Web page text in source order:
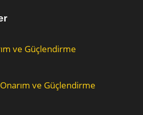
ve Güçlendirme
ve Güçlendirme